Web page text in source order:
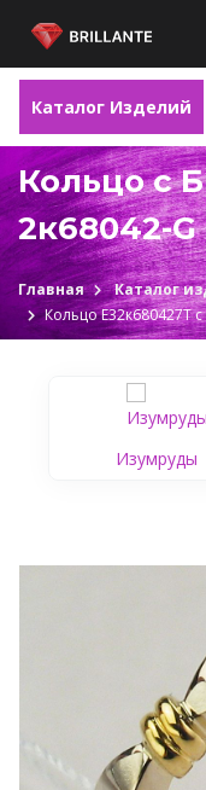
Каталог Изделий
Кольцо с
2к68042-G
Главная Каталог
Кольцо Е32к680427Т
Изумруды